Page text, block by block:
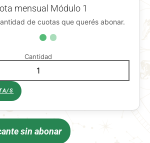
mensual Módulo 1
de cuotas que querés abonar.
Cantidad
S
sin abonar